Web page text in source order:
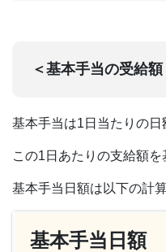
＜基本手当の受給額
基本手当は1日当たりの日
この1日あたりの支給額を
基本手当日額は以下の計
基本手当日